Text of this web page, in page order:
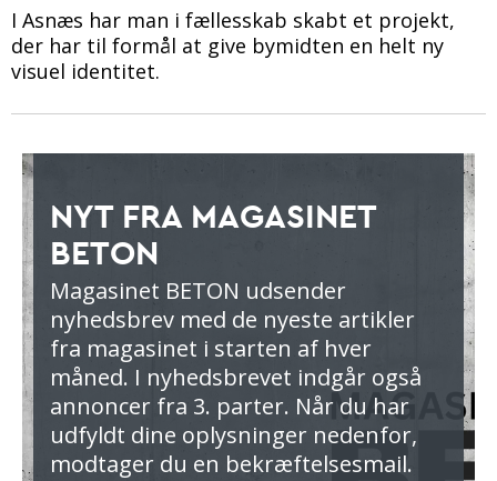
I Asnæs har man i fællesskab skabt et projekt,
der har til formål at give bymidten en helt ny
visuel identitet.
NYT FRA MAGASINET
BETON
Magasinet BETON udsender
nyhedsbrev med de nyeste artikler
fra magasinet i starten af hver
måned. I nyhedsbrevet indgår også
annoncer fra 3. parter. Når du har
udfyldt dine oplysninger nedenfor,
modtager du en bekræftelsesmail.